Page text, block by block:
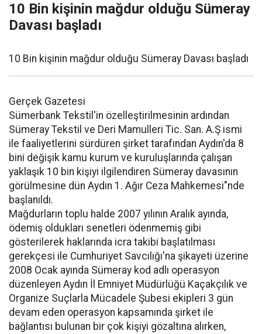
10 Bin kişinin mağdur olduğu Sümeray
Davası başladı
10 Bin kişinin mağdur olduğu Sümeray Davası başladı
Gerçek Gazetesi
Sümerbank Tekstil'in özelleştirilmesinin ardından
Sümeray Tekstil ve Deri Mamulleri Tic. San. A.Ş ismi
ile faaliyetlerini sürdüren şirket tarafından Aydın'da 8
bini değişik kamu kurum ve kuruluşlarında çalışan
yaklaşık 10 bin kişiyi ilgilendiren Sümeray davasının
görülmesine dün Aydın 1. Ağır Ceza Mahkemesi"nde
başlanıldı.
Mağdurların toplu halde 2007 yılının Aralık ayında,
ödemiş oldukları senetleri ödenmemiş gibi
gösterilerek haklarında icra takibi başlatılması
gerekçesi ile Cumhuriyet Savcılığı'na şikayeti üzerine
2008 Ocak ayında Sümeray kod adlı operasyon
düzenleyen Aydın İl Emniyet Müdürlüğü Kaçakçılık ve
Organize Suçlarla Mücadele Şubesi ekipleri 3 gün
devam eden operasyon kapsamında şirket ile
bağlantısı bulunan bir çok kişiyi gözaltına alırken,